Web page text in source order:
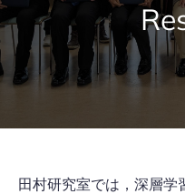
田村研究室では，深層学